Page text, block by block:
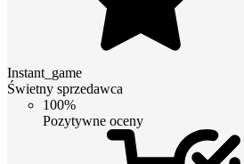
Instant_game
Świetny sprzedawca
100%
Pozytywne oceny